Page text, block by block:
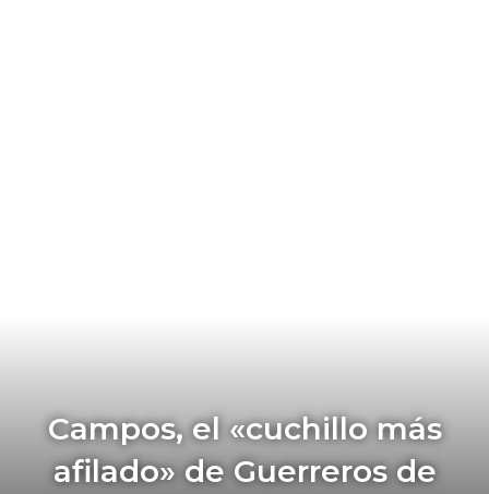
Campos, el «cuchillo más
afilado» de Guerreros de